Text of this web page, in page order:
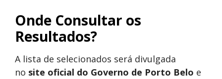
Onde Consultar os
Resultados?
A lista de selecionados será divulgada
no site oficial do Governo de Porto Belo e